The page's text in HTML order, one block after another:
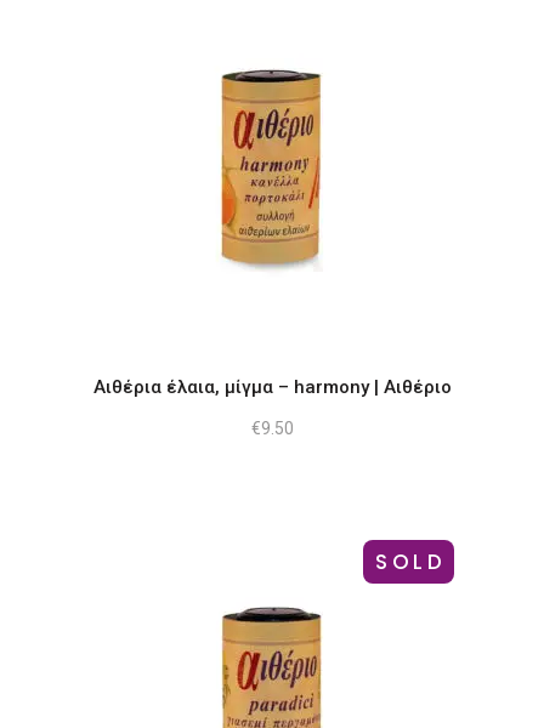
Αιθέρια έλαια, μίγμα – harmony | Αιθέριο
€9.50
SOLD